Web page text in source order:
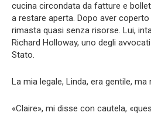
cucina circondata da fatture e
a restare aperta. Dopo aver
rimasta quasi senza risorse. Lui,
Richard Holloway, uno degli
Stato.
La mia legale, Linda, era gentile,
«Claire», mi disse con cautela,